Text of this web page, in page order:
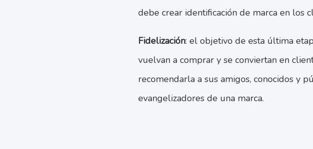
debe crear identificación de marca en los
Fidelización: el objetivo de esta última
vuelvan a comprar y se conviertan en
recomendarla a sus amigos, conocidos y
evangelizadores de una marca.